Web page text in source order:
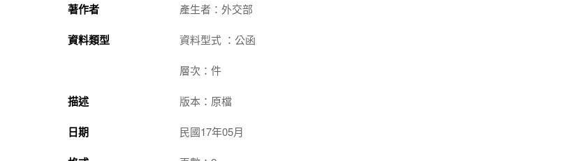
著作者 產生者：外交部
資料類型 資料型式 ：公函
層次：件
描述 版本：原檔
日期 民國17年05月